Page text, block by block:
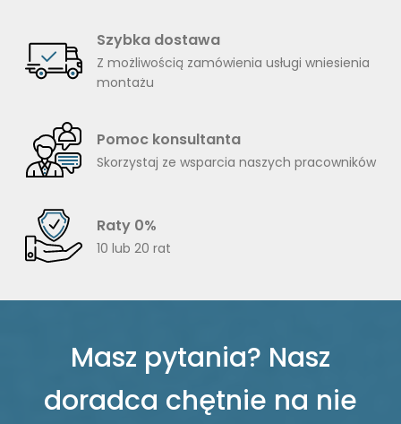
Szybka dostawa
Z możliwością zamówienia usługi wniesienia
montażu
Pomoc konsultanta
Skorzystaj ze wsparcia naszych pracowników
Raty 0%
10 lub 20 rat
Masz pytania? Nasz
doradca chętnie na nie